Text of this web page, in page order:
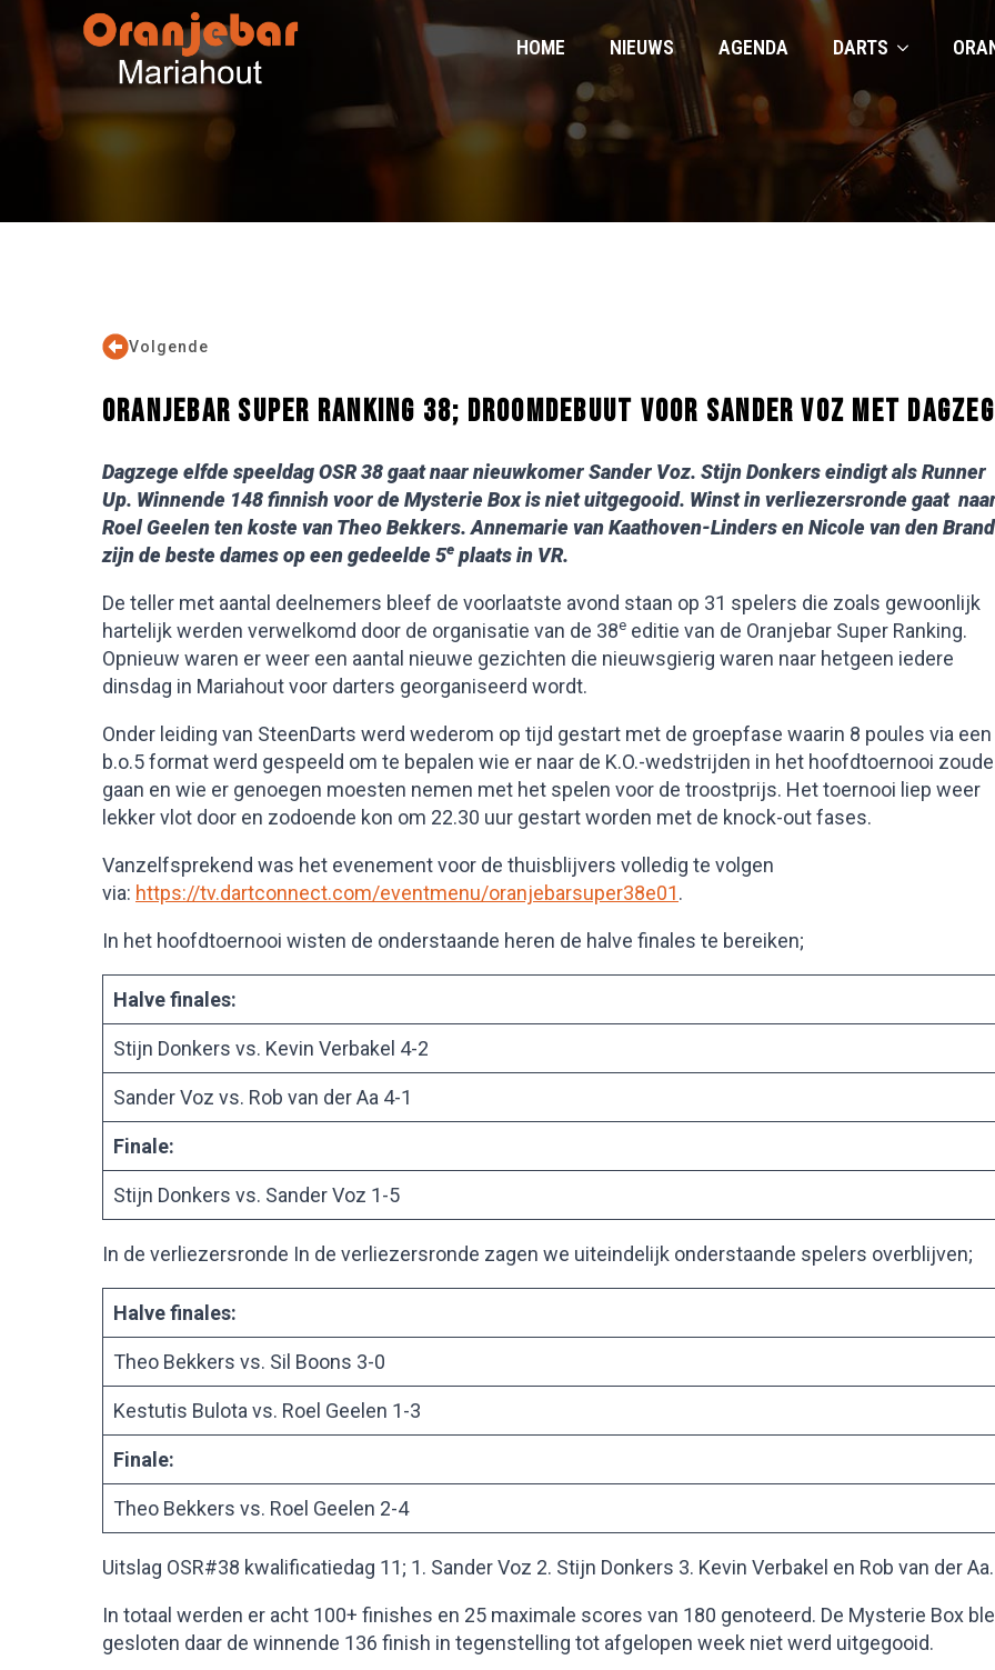
HOME NIEUWS AGENDA DARTS
Volgende
ORANJEBAR SUPER RANKING 38; DROOMDEBUUT VOOR SANDER VOZ MET
Dagzege elfde speeldag OSR 38 gaat naar nieuwkomer Sander Voz. Stijn Donkers eindigt als Runner
Up. Winnende 148 finnish voor de Mysterie Box is niet uitgegooid. Winst in verliezersronde gaat
Roel Geelen ten koste van Theo Bekkers. Annemarie van Kaathoven-Linders en Nicole van den Brand
zijn de beste dames op een gedeelde 5e plaats in VR.
De teller met aantal deelnemers bleef de voorlaatste avond staan op 31 spelers die zoals gewoonlijk
hartelijk werden verwelkomd door de organisatie van de 38e editie van de Oranjebar Super Ranking.
Opnieuw waren er weer een aantal nieuwe gezichten die nieuwsgierig waren naar hetgeen iedere
dinsdag in Mariahout voor darters georganiseerd wordt.
Onder leiding van SteenDarts werd wederom op tijd gestart met de groepfase waarin 8 poules via een
b.o.5 format werd gespeeld om te bepalen wie er naar de K.O.-wedstrijden in het hoofdtoernooi
gaan en wie er genoegen moesten nemen met het spelen voor de troostprijs. Het toernooi liep weer
lekker vlot door en zodoende kon om 22.30 uur gestart worden met de knock-out fases.
Vanzelfsprekend was het evenement voor de thuisblijvers volledig te volgen
via: https://tv.dartconnect.com/eventmenu/oranjebarsuper38e01.
In het hoofdtoernooi wisten de onderstaande heren de halve finales te bereiken;
Halve finales:
Stijn Donkers vs. Kevin Verbakel 4-2
Sander Voz vs. Rob van der Aa 4-1
Finale:
Stijn Donkers vs. Sander Voz 1-5
In de verliezersronde In de verliezersronde zagen we uiteindelijk onderstaande spelers overblijven;
Halve finales:
Theo Bekkers vs. Sil Boons 3-0
Kestutis Bulota vs. Roel Geelen 1-3
Finale:
Theo Bekkers vs. Roel Geelen 2-4
Uitslag OSR#38 kwalificatiedag 11; 1. Sander Voz 2. Stijn Donkers 3. Kevin Verbakel en Rob van der Aa.
In totaal werden er acht 100+ finishes en 25 maximale scores van 180 genoteerd. De Mysterie Box
gesloten daar de winnende 136 finish in tegenstelling tot afgelopen week niet werd uitgegooid.